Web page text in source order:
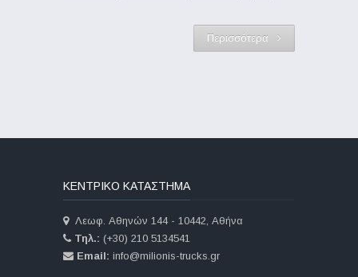
Περισσότερα
ΚΕΝΤΡΙΚΟ ΚΑΤΑΣΤΗΜΑ
Λεωφ. Αθηνών 144 - 10442, Αθήνα
Τηλ.: (+30) 210 5134541
Email: info@milionis-trucks.gr